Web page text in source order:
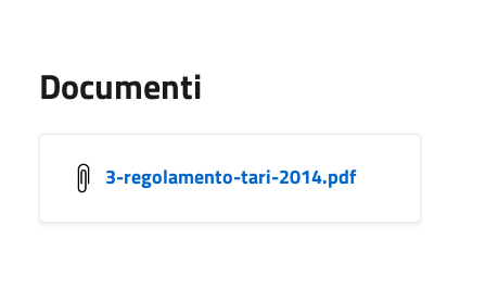
Documenti
3-regolamento-tari-2014.pdf